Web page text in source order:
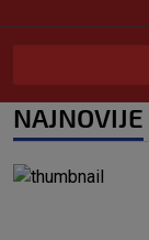
NAJNOVIJE